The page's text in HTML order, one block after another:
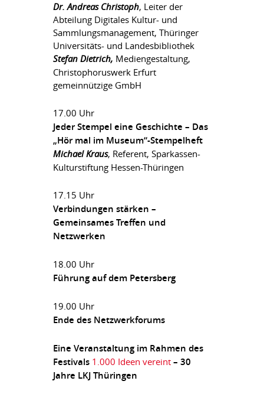
Dr. Andreas Christoph, Leiter der
Abteilung Digitales Kultur- und
Sammlungsmanagement, Thüringer
Universitäts- und Landesbibliothek
Stefan Dietrich, Mediengestaltung,
Christophoruswerk Erfurt
gemeinnützige GmbH
17.00 Uhr
Jeder Stempel eine Geschichte – Das
„Hör mal im Museum“-Stempelheft
Michael Kraus, Referent, Sparkassen-
Kulturstiftung Hessen-Thüringen
17.15 Uhr
Verbindungen stärken –
Gemeinsames Treffen und
Netzwerken
18.00 Uhr
Führung auf dem Petersberg
19.00 Uhr
Ende des Netzwerkforums
Eine Veranstaltung im Rahmen des
Festivals 1.000 Ideen vereint – 30
Jahre LKJ Thüringen